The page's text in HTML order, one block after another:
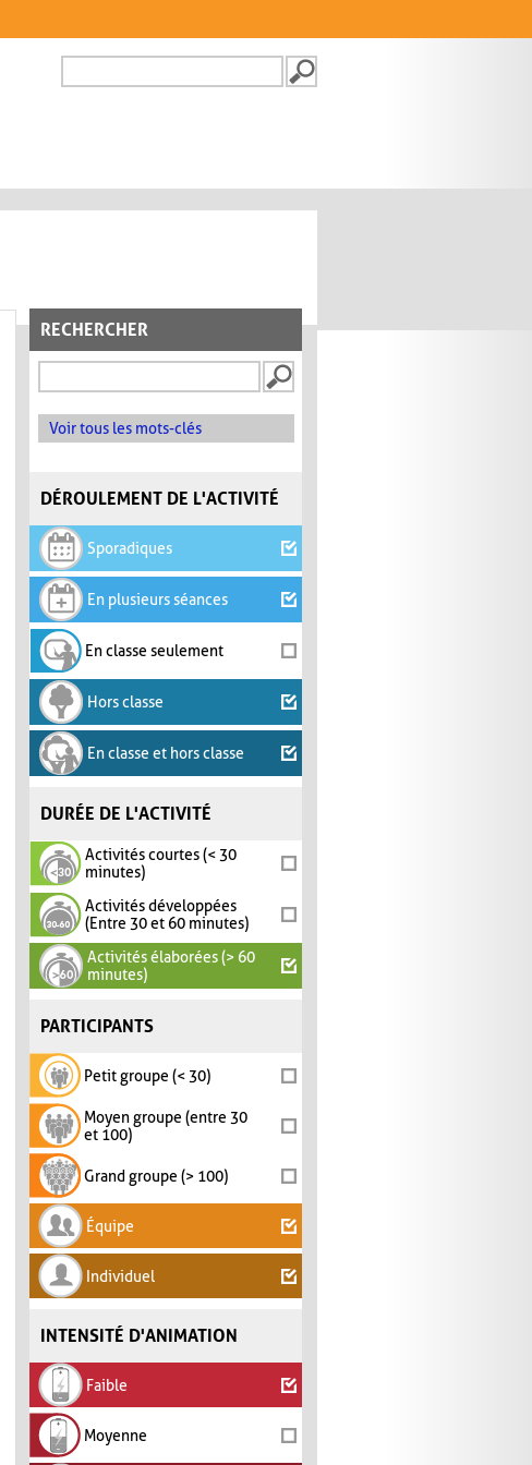
FORMULAIRE DE
RECHERCHER
Voir tous les mots-clés
DÉROULEMENT DE L'ACTIVITÉ
Sporadiques
En plusieurs séances
En classe seulement
Hors classe
En classe et hors classe
DURÉE DE L'ACTIVITÉ
Activités courtes (< 30
minutes)
Activités développées
(Entre 30 et 60 minutes)
Activités élaborées (> 60
minutes)
PARTICIPANTS
Petit groupe (< 30)
Moyen groupe (entre 30
et 100)
Grand groupe (> 100)
Équipe
Individuel
INTENSITÉ D'ANIMATION
Faible
Moyenne